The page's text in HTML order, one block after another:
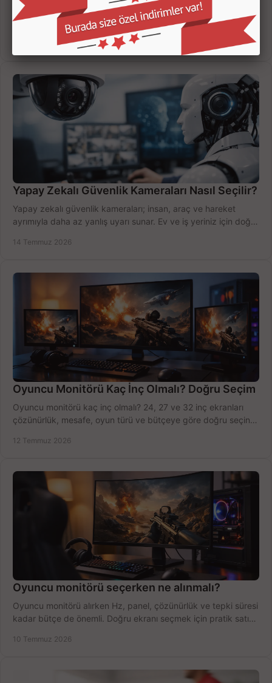
Kamera kayıt cihazı incelemesi yaparken kanal sayısı,
çözünürlük, disk kapasitesi ve uzaktan erişimi birlikte
değerlendirin; bütçenizi doğru yönetin.
16 Temmuz 2026
Yapay Zekalı Güvenlik Kameraları Nasıl Seçilir?
Yapay zekalı güvenlik kameraları; insan, araç ve hareket
ayrımıyla daha az yanlış uyarı sunar. Ev ve iş yeriniz için doğru
14 Temmuz 2026
Oyuncu Monitörü Kaç İnç Olmalı? Doğru Seçim
Oyuncu monitörü kaç inç olmalı? 24, 27 ve 32 inç ekranları
çözünürlük, mesafe, oyun türü ve bütçeye göre doğru seçin,
12 Temmuz 2026
Oyuncu monitörü seçerken ne alınmalı?
Oyuncu monitörü alırken Hz, panel, çözünürlük ve tepki süresi
kadar bütçe de önemli. Doğru ekranı seçmek için pratik satın
10 Temmuz 2026